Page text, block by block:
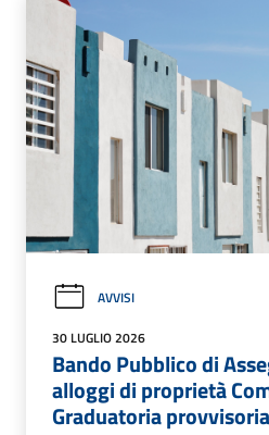
AVVISI
30 LUGLIO 2026
Bando Pubblico di
alloggi di proprietà
Graduatoria provvisoria